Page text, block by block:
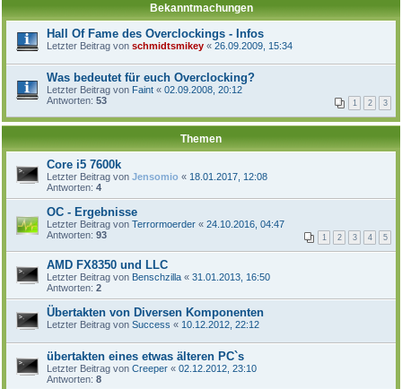
Bekanntmachungen
Hall Of Fame des Overclockings - Infos
Letzter Beitrag von schmidtsmikey « 26.09.2009, 15:34
Was bedeutet für euch Overclocking?
Letzter Beitrag von Faint « 02.09.2008, 20:12
Antworten: 53 1 2 3
Themen
Core i5 7600k
Letzter Beitrag von Jensomio « 18.01.2017, 12:08
Antworten: 4
OC - Ergebnisse
Letzter Beitrag von Terrormoerder « 24.10.2016, 04:47
Antworten: 93 1 2 3 4 5
AMD FX8350 und LLC
Letzter Beitrag von Benschzilla « 31.01.2013, 16:50
Antworten: 2
Übertakten von Diversen Komponenten
Letzter Beitrag von Success « 10.12.2012, 22:12
übertakten eines etwas älteren PC`s
Letzter Beitrag von Creeper « 02.12.2012, 23:10
Antworten: 8